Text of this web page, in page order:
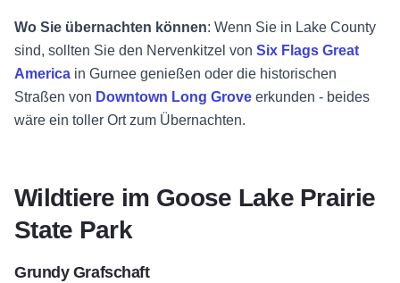
Wo Sie übernachten können: Wenn Sie in Lake County
sind, sollten Sie den Nervenkitzel von Six Flags Great
America in Gurnee genießen oder die historischen
Straßen von Downtown Long Grove erkunden - beides
wäre ein toller Ort zum Übernachten.
Wildtiere im Goose Lake Prairie
State Park
Grundy Grafschaft